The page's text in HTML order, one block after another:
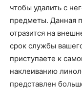
чтобы удалить с
предметы. Данная
отразится на
срок службы
приступаете к
наклеиванию
представлен